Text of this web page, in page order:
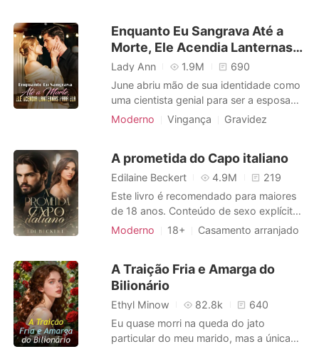
era meu noivo agora - bilionário,
incrivelmente atraente, e uma verdadeira
fantasia de Wall Street. Meus pai
Enquanto Eu Sangrava Até a
Morte, Ele Acendia Lanternas
Para Ela
Lady Ann 1.9M
690
June abriu mão de sua identidade como
uma cientista genial para ser a esposa
dócil de Cole Compton por quatro anos.
chão do quarto, ligou para o marido
implorando por ajuda. Mas Cole apenas
atendeu com impaciência. Ele esta
Moderno Vingança
Gravidez
A prometida do Capo italiano
Edilaine Beckert 4.9M
219
Este livro é recomendado para maiores
de 18 anos. Conteúdo de sexo explícito,
violência e temas sensíveis, podendo
feitos. Laura não conseguiu fugir do seu
destino, e acabou se casando com
aquele que seu pai escolh
Moderno 18+
Casamento arranjado
Urbano
A Traição Fria e Amarga do
Bilionário
Ethyl Minow 82.8k
640
Eu quase morri na queda do jato
particular do meu marido, mas a única